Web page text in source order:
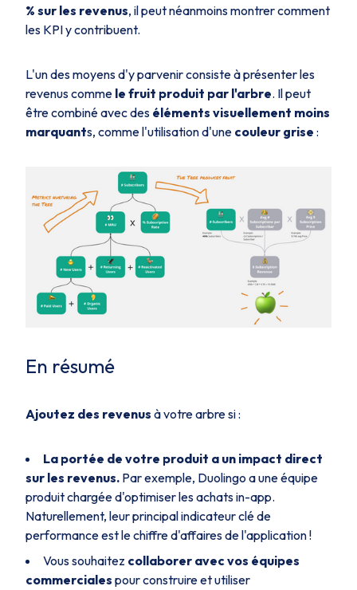
% sur les revenus, il peut néanmoins montrer comment
les KPI y contribuent.
L'un des moyens d'y parvenir consiste à présenter les
revenus comme le fruit produit par l'arbre. Il peut
être combiné avec des éléments visuellement moins
marquants, comme l'utilisation d'une couleur grise :
En résumé
Ajoutez des revenus à votre arbre si :
La portée de votre produit a un impact direct
sur les revenus. Par exemple, Duolingo a une équipe
produit chargée d'optimiser les achats in-app.
Naturellement, leur principal indicateur clé de
performance est le chiffre d'affaires de l'application !
Vous souhaitez collaborer avec vos équipes
commerciales pour construire et utiliser